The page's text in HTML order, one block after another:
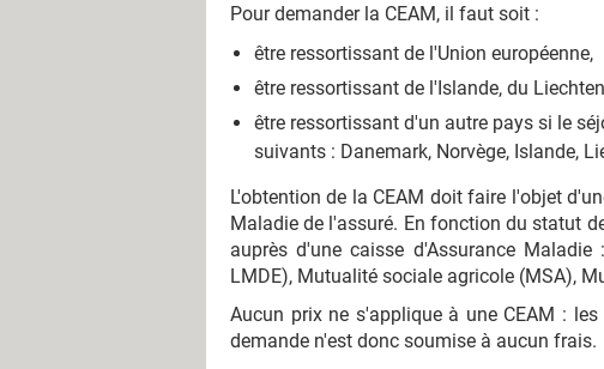
Pour demander la CEAM, il faut soit :
être ressortissant de l'Union européenne,
être ressortissant de l'Islande, du
être ressortissant d'un autre pays si le
suivants : Danemark, Norvège, Islande,
L'obtention de la CEAM doit faire l'objet
Maladie de l'assuré. En fonction du statut
auprès d'une caisse d'Assurance
LMDE), Mutualité sociale agricole (MSA),
Aucun prix ne s'applique à une CEAM :
demande n'est donc soumise à aucun frais.